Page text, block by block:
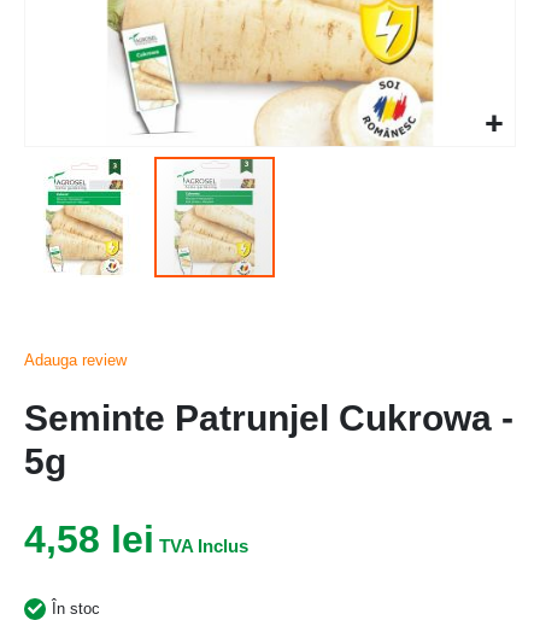
Adauga review
Seminte Patrunjel Cukrowa -
5g
4,58 lei
În stoc